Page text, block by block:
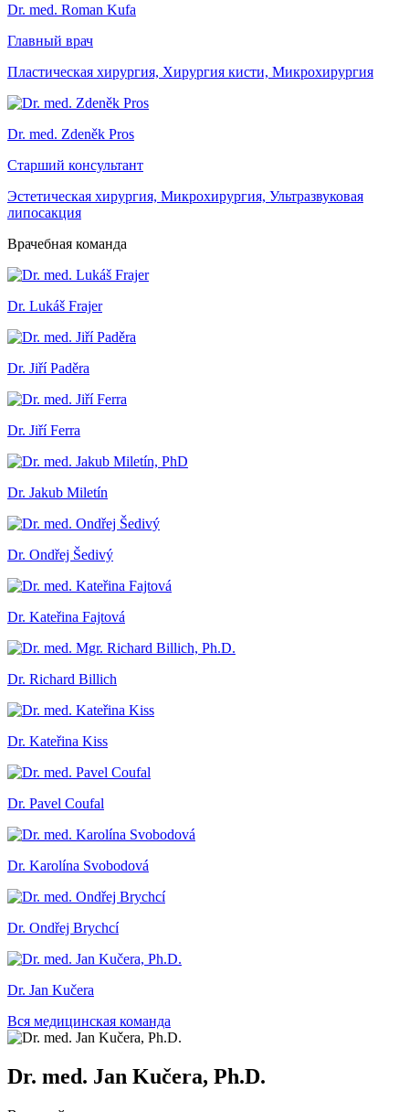
Dr. med. Roman Kufa
Главный врач
Пластическая хирургия, Хирургия кисти, Микрохирургия
Dr. med. Zdeněk Pros
Старший консультант
Эстетическая хирургия, Микрохирургия, Ультразвуковая
липосакция
Врачебная команда
Dr. Lukáš Frajer
Dr. Jiří Paděra
Dr. Jiří Ferra
Dr. Jakub Miletín
Dr. Ondřej Šedivý
Dr. Kateřina Fajtová
Dr. Richard Billich
Dr. Kateřina Kiss
Dr. Pavel Coufal
Dr. Karolína Svobodová
Dr. Ondřej Brychcí
Dr. Jan Kučera
Вся медицинская команда
Dr. med. Jan Kučera, Ph.D.